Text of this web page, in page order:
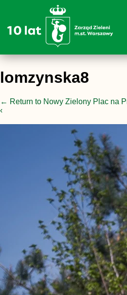
lomzynska8
← Return to Nowy Zielony Plac na
‹